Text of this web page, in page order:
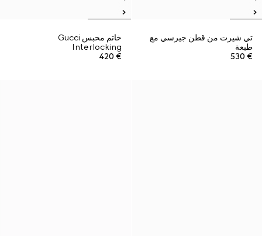
تي شيرت من قطن جيرسي مع
طبعة
€ 530
خاتم محبس Gucci
Interlocking
€ 420